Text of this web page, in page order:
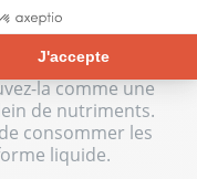
J'accepte
: Personnalisez vos
et de gérer vos
délicieux
herbes, des
la comme une
de nutriments.
consommer les
liquide.